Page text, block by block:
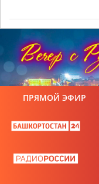
ПРЯМОЙ ЭФИР